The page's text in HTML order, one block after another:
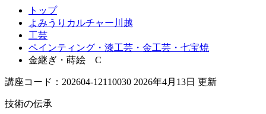
トップ
よみうりカルチャー川越
工芸
ペインティング・漆工芸・金工芸・七宝焼
金継ぎ・蒔絵 C
講座コード：202604-12110030 2026年4月13日 更新
技術の伝承